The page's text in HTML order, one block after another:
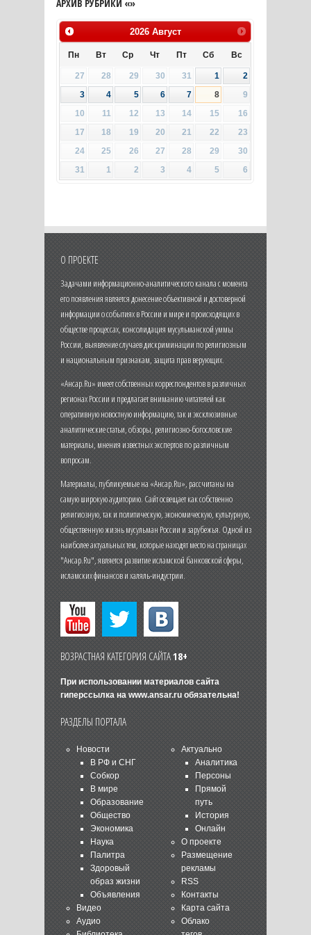
АРХИВ РУБРИКИ «»
2026 Август
Пн Вт Ср Чт Пт Сб Вс
27 28 29 30 31 1
2
3
4 5 6 7 8
9
10
11 12 13 14 15
16
17
18 19 20 21 22
23
24
25 26 27 28 29
30
31
1 2 3 4 5 6
О ПРОЕКТЕ
Задачами информационно-аналитического канала с момента
его появления является донесение объективной и достоверной
информации о событиях в России и мире и происходящих в
обществе процессах, консолидация мусульманской уммы
России, выявление случаев дискриминации по религиозным
и национальным признакам, защита прав верующих.
«Ансар.Ru» имеет собственных корреспондентов в различных
регионах России и предлагает вниманию читателей как
оперативную новостную информацию, так и эксклюзивные
аналитические статьи, обзоры, религиозно-богословские
материалы, мнения известных экспертов по различным
вопросам.
Материалы, публикуемые на «Ансар.Ru», рассчитаны на
самую широкую аудиторию. Сайт освещает как собственно
религиозную, так и политическую, экономическую, культурную,
общественную жизнь мусульман России и зарубежья. Одной из
наиболее актуальных тем, которые находят место на страницах
"Ансар.Ru", является развитие исламской банковской сферы,
исламских финансов и халяль-индустрии.
ВОЗРАСТНАЯ КАТЕГОРИЯ САЙТА18+
При использовании материалов сайта
гиперссылка на www.ansar.ruобязательна!
РАЗДЕЛЫ ПОРТАЛА
Новости
В РФ и СНГ
Собкор
В мире
Образование
Общество
Экономика
Наука
Палитра
Здоровый
образ жизни
Объявления
Видео
Аудио
Актуально
Аналитика
Персоны
Прямой
путь
История
Онлайн
О проекте
Размещение
рекламы
RSS
Контакты
Карта сайта
Облако